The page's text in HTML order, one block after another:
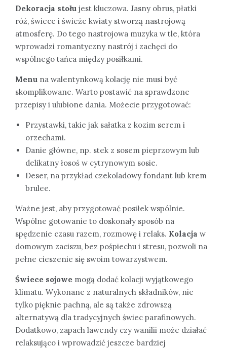
Dekoracja stołu jest kluczowa. Jasny obrus, płatki
róż, świece i świeże kwiaty stworzą nastrojową
atmosferę. Do tego nastrojowa muzyka w tle, która
wprowadzi romantyczny nastrój i zachęci do
wspólnego tańca między posiłkami.
Menu na walentynkową kolację nie musi być
skomplikowane. Warto postawić na sprawdzone
przepisy i ulubione dania. Możecie przygotować:
Przystawki, takie jak sałatka z kozim serem i
orzechami.
Danie główne, np. stek z sosem pieprzowym lub
delikatny łosoś w cytrynowym sosie.
Deser, na przykład czekoladowy fondant lub krem
brulee.
Ważne jest, aby przygotować posiłek wspólnie.
Wspólne gotowanie to doskonały sposób na
spędzenie czasu razem, rozmowę i relaks. Kolacja w
domowym zaciszu, bez pośpiechu i stresu, pozwoli na
pełne cieszenie się swoim towarzystwem.
Świece sojowe mogą dodać kolacji wyjątkowego
klimatu. Wykonane z naturalnych składników, nie
tylko pięknie pachną, ale są także zdrowszą
alternatywą dla tradycyjnych świec parafinowych.
Dodatkowo, zapach lawendy czy wanilii może działać
relaksująco i wprowadzić jeszcze bardziej